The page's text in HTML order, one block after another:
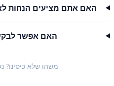
האם אתם מציעים הנחות
האם אפשר
משהו שלא כיסינו?